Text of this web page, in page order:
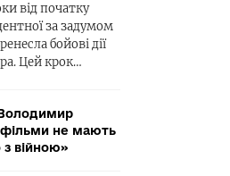
від початку
за задумом
бойові дії
Цей крок…
не мають
з війною»